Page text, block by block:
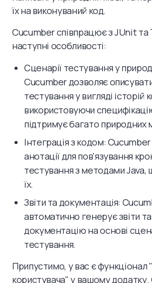
їх на виконуваний код.
Cucumber співпрацює з JUnit та
наступні особливості:
Сценарії тестування у
Cucumber дозволяє
тестування у вигляді історій
використовуючи
підтримує багато природних
Інтеграція з кодом:
анотації для пов'язування
тестування з методами Java,
їх.
Звіти та документація:
автоматично генерує звіти та
документацію на основі
тестування.
Припустимо, у вас є функціонал
користувача" у вашому